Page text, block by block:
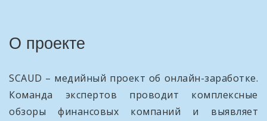
О проекте
SCAUD – медийный проект об онлайн-заработке.
Команда экспертов проводит комплексные
обзоры финансовых компаний и выявляет